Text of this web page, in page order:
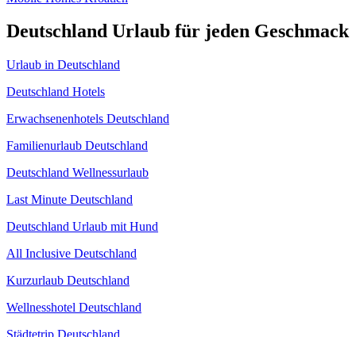
Deutschland Urlaub für jeden Geschmack
Urlaub in Deutschland
Deutschland Hotels
Erwachsenenhotels Deutschland
Familienurlaub Deutschland
Deutschland Wellnessurlaub
Last Minute Deutschland
Deutschland Urlaub mit Hund
All Inclusive Deutschland
Kurzurlaub Deutschland
Wellnesshotel Deutschland